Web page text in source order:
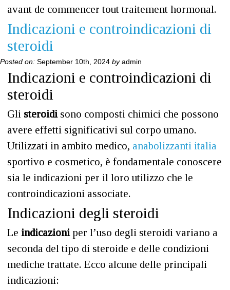
avant de commencer tout traitement hormonal.
Indicazioni e controindicazioni di
steroidi
Posted on: September 10th, 2024 byadmin
Indicazioni e controindicazioni di
steroidi
Gli steroidisono composti chimici che possono
avere effetti significativi sul corpo umano.
Utilizzati in ambito medico, anabolizzanti italia
sportivo e cosmetico, è fondamentale conoscere
sia le indicazioni per il loro utilizzo che le
controindicazioni associate.
Indicazioni degli steroidi
Le indicazioniper l’uso degli steroidi variano a
seconda del tipo di steroide e delle condizioni
mediche trattate. Ecco alcune delle principali
indicazioni: